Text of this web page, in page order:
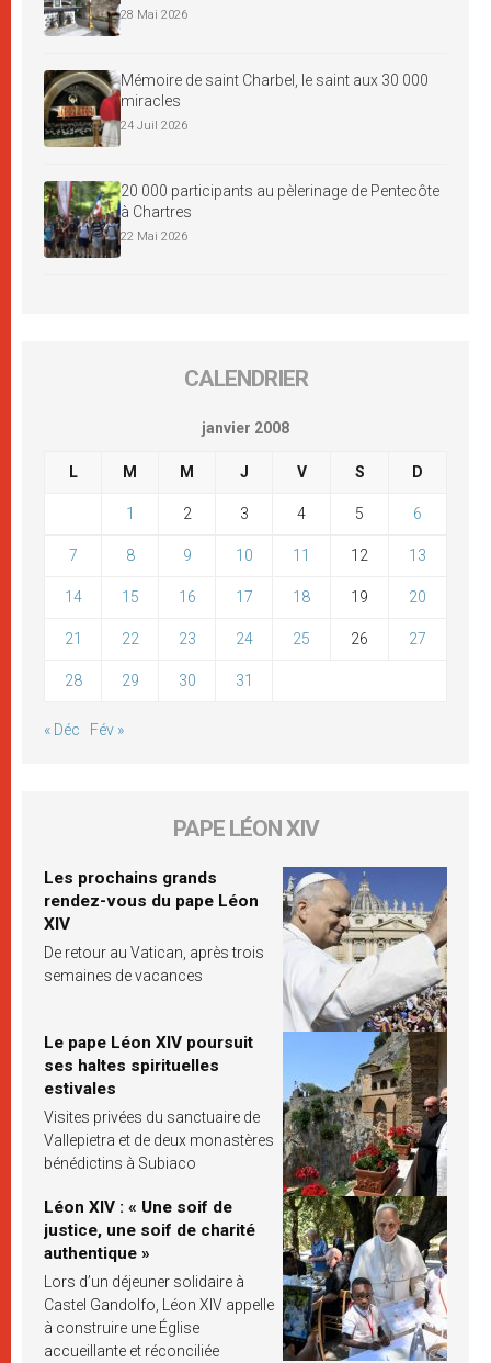
28 Mai 2026
Mémoire de saint Charbel, le saint aux 30 000
miracles
24 Juil 2026
20 000 participants au pèlerinage de Pentecôte
à Chartres
22 Mai 2026
CALENDRIER
janvier 2008
L M M J V S D
1 2 3 4 5 6
7 8 9 10 11 12 13
14 15 16 17 18 19 20
21 22 23 24 25 26 27
28 29 30 31
« Déc Fév »
PAPE LÉON XIV
Les prochains grands
rendez-vous du pape Léon
XIV
De retour au Vatican, après trois
semaines de vacances
Le pape Léon XIV poursuit
ses haltes spirituelles
estivales
Visites privées du sanctuaire de
Vallepietra et de deux monastères
bénédictins à Subiaco
Léon XIV : « Une soif de
justice, une soif de charité
authentique »
Lors d’un déjeuner solidaire à
Castel Gandolfo, Léon XIV appelle
à construire une Église
accueillante et réconciliée